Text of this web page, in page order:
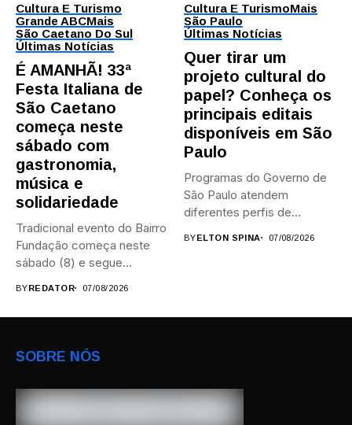
Cultura E Turismo
Grande ABCMais
São Caetano Do Sul
Últimas Notícias
É AMANHÃ! 33ª
Festa Italiana de
São Caetano
começa neste
sábado com
gastronomia,
música e
solidariedade
Tradicional evento do Bairro
Fundação começa neste
sábado (8) e segue
BYREDATOR 07/08/2026
Cultura E TurismoMais
São Paulo
Últimas Notícias
Quer tirar um
projeto cultural do
papel? Conheça os
principais editais
disponíveis em São
Paulo
Programas do Governo de
São Paulo atendem
diferentes perfis de
BYELTON SPINA 07/08/2026
SOBRE NÓS